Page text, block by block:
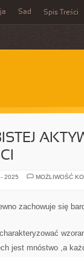
Sad Spis Treści
2025
MOŻLIWOŚĆ
zachowuje się
jest mnóstwo ,a